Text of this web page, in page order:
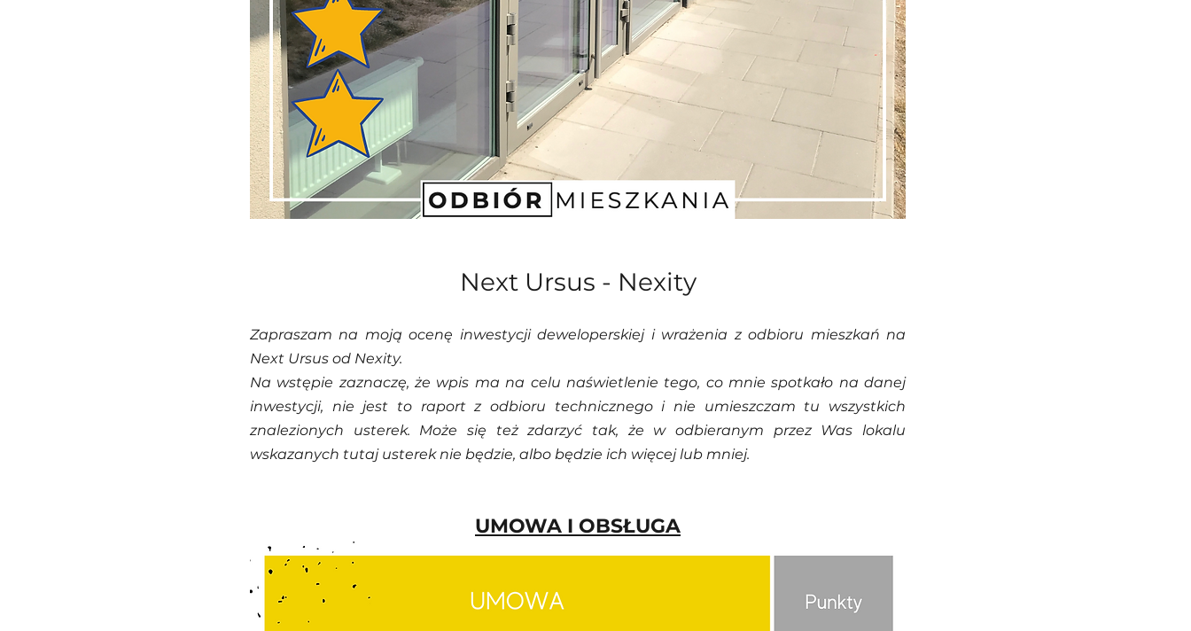
Next Ursus - Nexity
Zapraszam na moją ocenę inwestycji deweloperskiej i wrażenia z odbioru mieszkań na
Next Ursus od Nexity.
Na wstępie zaznaczę, że wpis ma na celu naświetlenie tego, co mnie spotkało na danej
inwestycji, nie jest to raport z odbioru technicznego i nie umieszczam tu wszystkich
znalezionych usterek. Może się też zdarzyć tak, że w odbieranym przez Was lokalu
wskazanych tutaj usterek nie będzie, albo będzie ich więcej lub mniej.
UMOWA I OBSŁUGA